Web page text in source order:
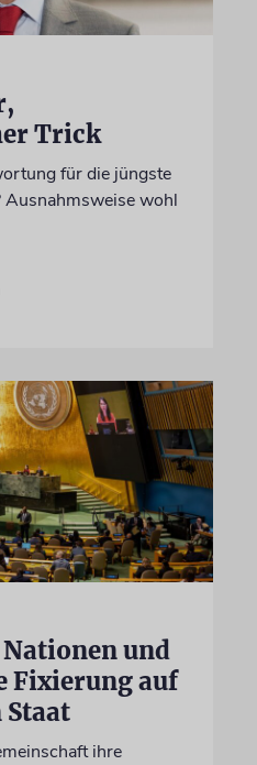
Trick
für die jüngste
Ausnahmsweise wohl
und
Fixierung auf
ihre